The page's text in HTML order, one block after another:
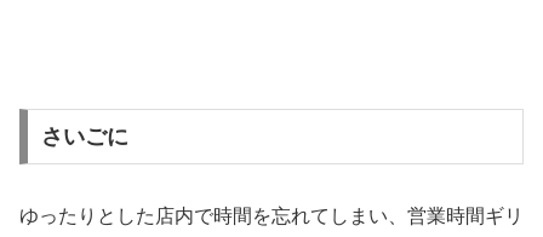
さいごに
ゆったりとした店内で時間を忘れてしまい、営業時間ギリ